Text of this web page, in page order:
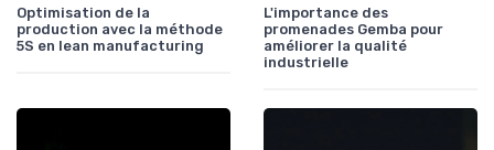
Optimisation de la
production avec la méthode
5S en lean manufacturing
L'importance des
promenades Gemba pour
améliorer la qualité
industrielle